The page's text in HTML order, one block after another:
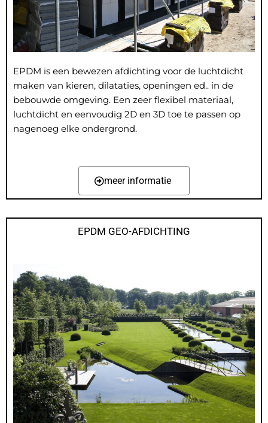
EPDM is een bewezen afdichting voor de luchtdicht
maken van kieren, dilataties, openingen ed.. in de
bebouwde omgeving. Een zeer flexibel materiaal,
luchtdicht en eenvoudig 2D en 3D toe te passen op
nagenoeg elke ondergrond.
meer informatie
EPDM GEO-AFDICHTING